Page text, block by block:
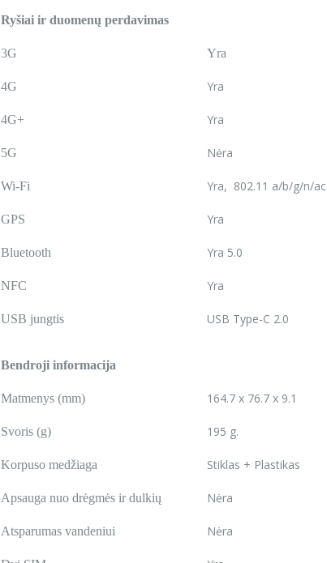
Ryšiai ir duomenų perdavimas
3G Yra
4G Yra
4G+ Yra
5G Nėra
Wi-Fi Yra, 802.11 a/b/g/n/ac
GPS Yra
Bluetooth Yra 5.0
NFC Yra
USB jungtis USB Type-C 2.0
Bendroji informacija
Matmenys (mm) 164.7 x 76.7 x 9.1
Svoris (g) 195 g.
Korpuso medžiaga Stiklas + Plastikas
Apsauga nuo drėgmės ir dulkių Nėra
Atsparumas vandeniui Nėra